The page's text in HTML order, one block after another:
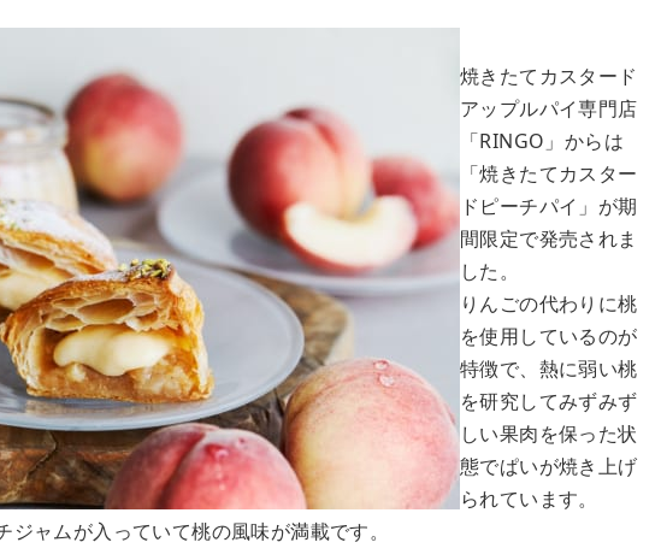
焼きたてカスタード
アップルパイ専門店
「RINGO」からは
「焼きたてカスター
ドピーチパイ」が期
間限定で発売されま
した。
りんごの代わりに桃
を使用しているのが
特徴で、熱に弱い桃
を研究してみずみず
しい果肉を保った状
態でぱいが焼き上げ
られています。
ャムが入っていて桃の風味が満載です。